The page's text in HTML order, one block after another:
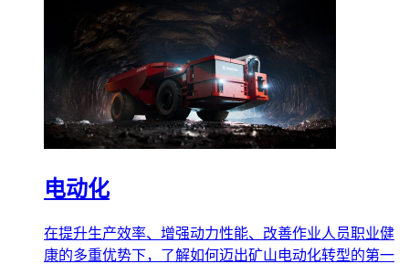
电动化
在提升生产效率、增强动力性能、改善作业人员职业健
康的多重优势下，了解如何迈出矿山电动化转型的第一